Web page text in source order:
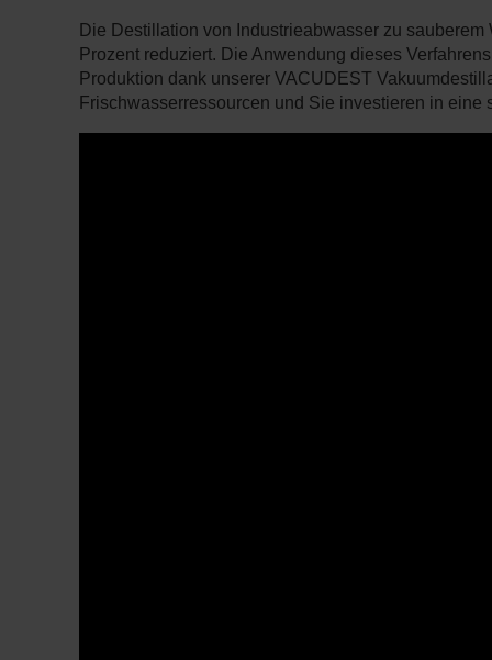
Die Destillation von Industrieabwasser zu
Prozent reduziert. Die Anwendung dieses
Produktion dank unserer VACUDEST
Frischwasserressourcen und Sie investieren in eine